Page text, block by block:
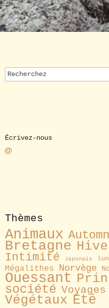
Écrivez-nous
Thèmes
Animaux
Bretagne
Intimité Japonais
Mégalithes Norvège
Ouessant
société Voyages
Végétaux Été